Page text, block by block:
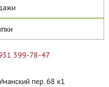
399-78-47
пер. 68 к1